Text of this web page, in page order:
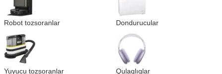
Robot tozsoranlar Dondurucular
Yuyucu tozsoranlar Qulaqlıqlar